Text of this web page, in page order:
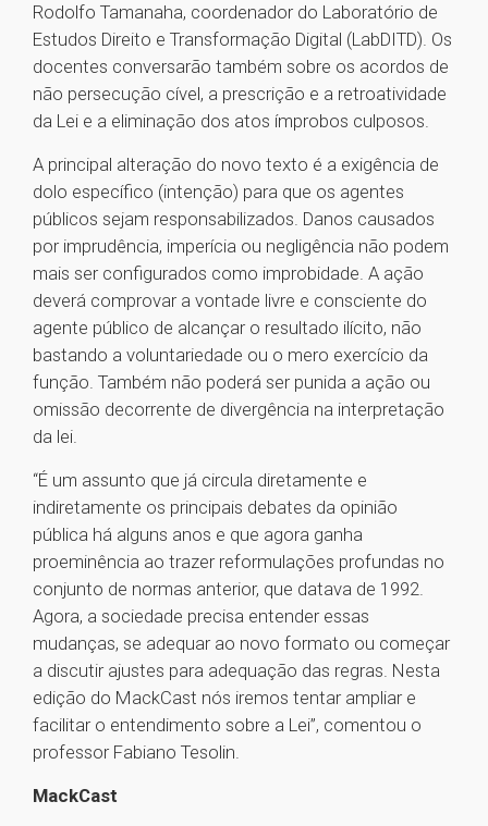
Rodolfo Tamanaha, coordenador do Laboratório de
Estudos Direito e Transformação Digital (LabDITD). Os
docentes conversarão também sobre os acordos de
não persecução cível, a prescrição e a retroatividade
da Lei e a eliminação dos atos ímprobos culposos.
A principal alteração do novo texto é a exigência de
dolo específico (intenção) para que os agentes
públicos sejam responsabilizados. Danos causados
por imprudência, imperícia ou negligência não podem
mais ser configurados como improbidade. A ação
deverá comprovar a vontade livre e consciente do
agente público de alcançar o resultado ilícito, não
bastando a voluntariedade ou o mero exercício da
função. Também não poderá ser punida a ação ou
omissão decorrente de divergência na interpretação
da lei.
“É um assunto que já circula diretamente e
indiretamente os principais debates da opinião
pública há alguns anos e que agora ganha
proeminência ao trazer reformulações profundas no
conjunto de normas anterior, que datava de 1992.
Agora, a sociedade precisa entender essas
mudanças, se adequar ao novo formato ou começar
a discutir ajustes para adequação das regras. Nesta
edição do MackCast nós iremos tentar ampliar e
facilitar o entendimento sobre a Lei”, comentou o
professor Fabiano Tesolin.
MackCast